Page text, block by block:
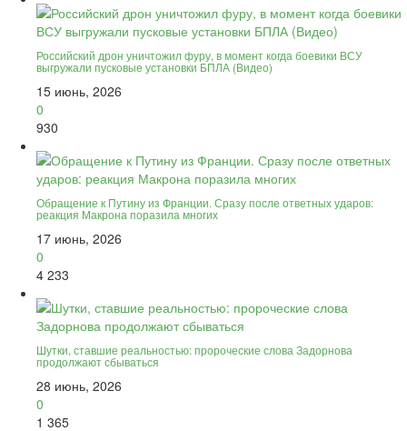
Российский дрон уничтожил фуру, в момент когда боевики ВСУ
выгружали пусковые установки БПЛА (Видео)
15 июнь, 2026
0
930
Обращение к Путину из Франции. Сразу после ответных ударов:
реакция Макрона поразила многих
17 июнь, 2026
0
4 233
Шутки, ставшие реальностью: пророческие слова Задорнова
продолжают сбываться
28 июнь, 2026
0
1 365